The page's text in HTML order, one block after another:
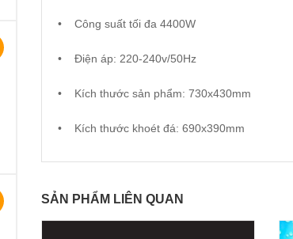
• Công suất tối đa 4400W
• Điện áp: 220-240v/50Hz
• Kích thước sản phẩm: 730x430mm
• Kích thước khoét đá: 690x390mm
SẢN PHẨM LIÊN QUAN